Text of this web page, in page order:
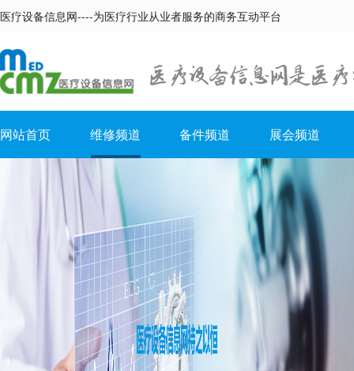
医疗设备信息网----为医疗行业从业者服务的商务互动平台
网站首页 维修频道 备件频道 展会频道